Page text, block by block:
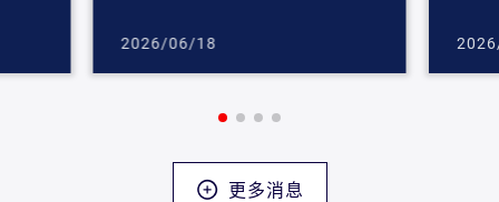
2026/06/18
更多消息